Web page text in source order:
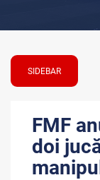
SIDEBAR
FMF
doi